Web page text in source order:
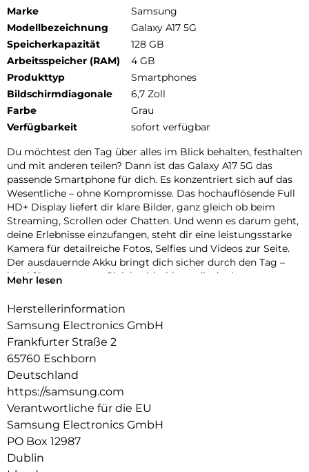
Marke
Samsung
Modellbezeichnung
Galaxy A17 5G
Speicherkapazität
128 GB
Arbeitsspeicher (RAM)
4 GB
Produkttyp
Smartphones
Bildschirmdiagonale
6,7 Zoll
Farbe
Grau
Verfügbarkeit
sofort verfügbar
Du möchtest den Tag über alles im Blick behalten, festhalten
und mit anderen teilen? Dann ist das Galaxy A17 5G das
passende Smartphone für dich. Es konzentriert sich auf das
Wesentliche – ohne Kompromisse. Das hochauflösende Full
HD+ Display liefert dir klare Bilder, ganz gleich ob beim
Streaming, Scrollen oder Chatten. Und wenn es darum geht,
deine Erlebnisse einzufangen, steht dir eine leistungsstarke
Kamera für detailreiche Fotos, Selfies und Videos zur Seite.
Der ausdauernde Akku bringt dich sicher durch den Tag –
ideal für unterwegs. Gleichzeitig bietet dir der interne
– ohne ständiges ausmisten müssen. Optisch überzeugt das
modernen Farben. Einfach, praktisch und dabei typisch
Samsung.
Bringt deine Welt zum Strahlen:
Ein Display, das für Klarheit sorgt. Auf dem FHD+ Display
deines Galaxy A17 5G kannst du deine Fotos, Videos, Apps
und Spiele in beeindruckender Schärfe und lebendigen
Farben genießen. Dank Full HD+ Auflösung kommen auf den
6,7 Zoll auch kleine Details gut zur Geltung.
Blick für Details:
Mehr lesen
Herstellerinformation
Samsung Electronics GmbH
Frankfurter Straße 2
65760 Eschborn
Deutschland
https://samsung.com
Verantwortliche für die EU
Samsung Electronics GmbH
PO Box 12987
Dublin